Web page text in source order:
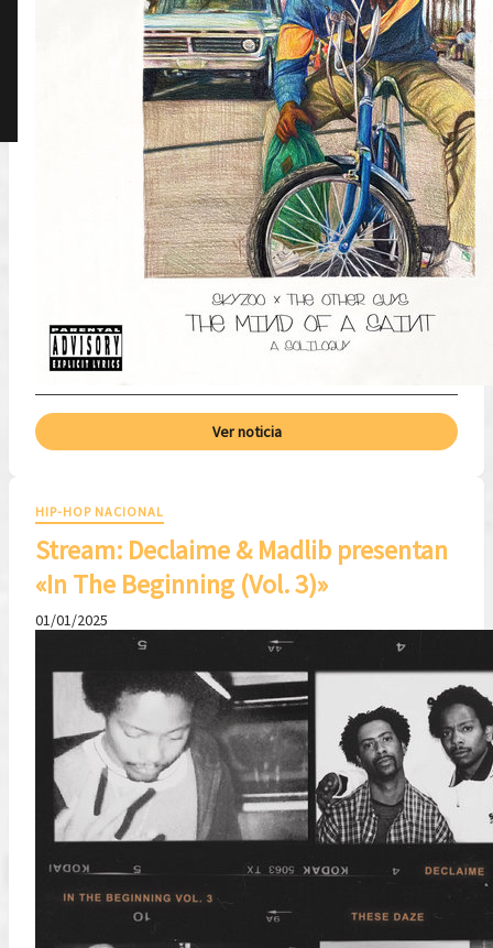
Ver noticia
HIP-HOP NACIONAL
Stream: Declaime & Madlib presentan
«In The Beginning (Vol. 3)»
01/01/2025